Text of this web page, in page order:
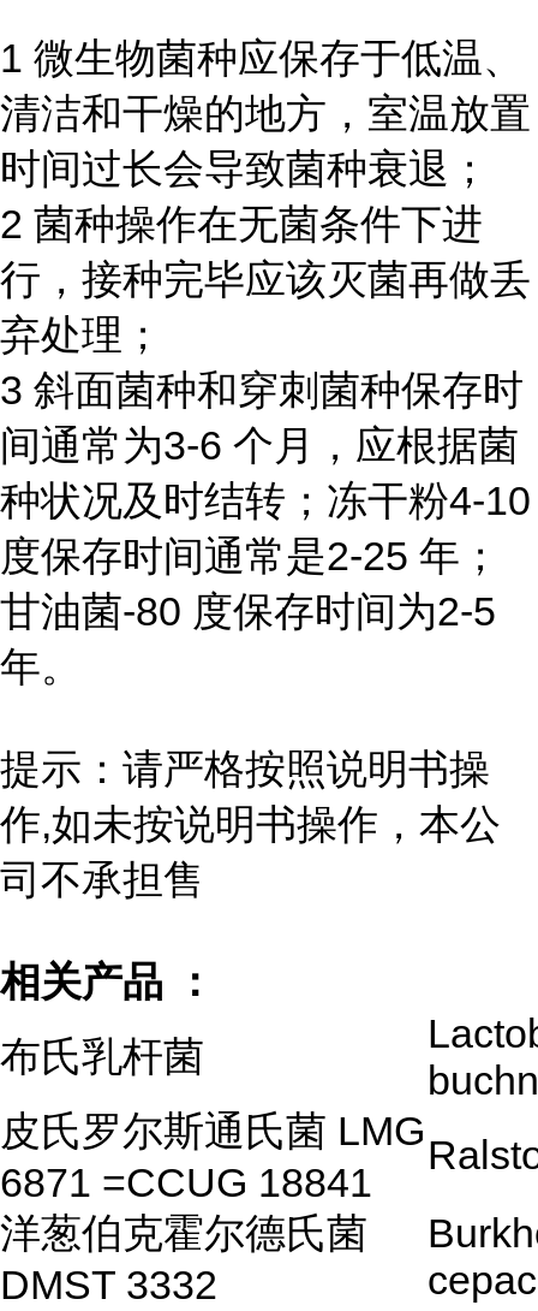
1 微生物菌种应保存于低温、
清洁和干燥的地方，室温放置
时间过长会导致菌种衰退；
2 菌种操作在无菌条件下进
行，接种完毕应该灭菌再做丢
弃处理；
3 斜面菌种和穿刺菌种保存时
间通常为3-6 个月，应根据菌
种状况及时结转；冻干粉4-10
度保存时间通常是2-25 年；
甘油菌-80 度保存时间为2-5
年。
提示：请严格按照说明书操
作,如未按说明书操作，本公
司不承担售
相关产品 ：
布氏乳杆菌
皮氏罗尔斯通氏菌 LMG
6871 =CCUG 18841
洋葱伯克霍尔德氏菌
DMST 3332